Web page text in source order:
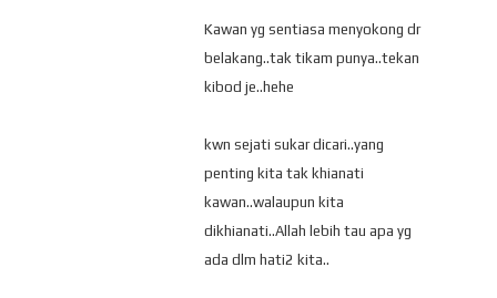
Kawan yg sentiasa menyokong dr
belakang..tak tikam punya..tekan
kibod je..hehe
kwn sejati sukar dicari..yang
penting kita tak khianati
kawan..walaupun kita
dikhianati..Allah lebih tau apa yg
ada dlm hati2 kita..